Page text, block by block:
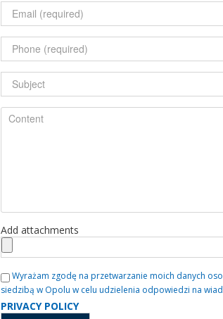
Add attachments
Wyrażam zgodę na przetwarzanie moich danych
siedzibą w Opolu w celu udzielenia odpowiedzi na
PRIVACY POLICY